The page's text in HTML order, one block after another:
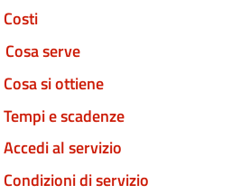
Costi
Cosa serve
Cosa si ottiene
Tempi e scadenze
Accedi al servizio
Condizioni di servizio